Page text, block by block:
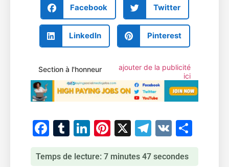
Facebook Twitter
LinkedIn Pinterest
Section à l'honneur
ajouter de la publicité
ici
Facebook
Tumblr
LinkedIn
Pinterest
X Telegram
VK
Temps de lecture: 7 minutes 47 secondes